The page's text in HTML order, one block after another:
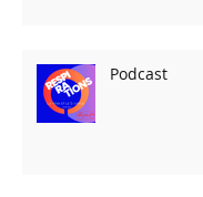
Podcast